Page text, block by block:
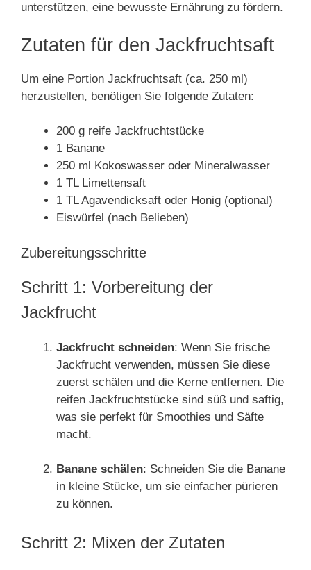
unterstützen, eine bewusste Ernährung zu fördern.
Zutaten für den Jackfruchtsaft
Um eine Portion Jackfruchtsaft (ca. 250 ml)
herzustellen, benötigen Sie folgende Zutaten:
200 g reife Jackfruchtstücke
1 Banane
250 ml Kokoswasser oder Mineralwasser
1 TL Limettensaft
1 TL Agavendicksaft oder Honig (optional)
Eiswürfel (nach Belieben)
Zubereitungsschritte
Schritt 1: Vorbereitung der
Jackfrucht
Jackfrucht schneiden: Wenn Sie frische
Jackfrucht verwenden, müssen Sie diese
zuerst schälen und die Kerne entfernen. Die
reifen Jackfruchtstücke sind süß und saftig,
was sie perfekt für Smoothies und Säfte
macht.
Banane schälen: Schneiden Sie die Banane
in kleine Stücke, um sie einfacher pürieren
zu können.
Schritt 2: Mixen der Zutaten